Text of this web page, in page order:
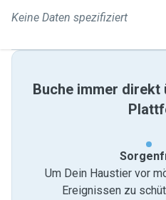
Keine Daten spezifiziert
Buche immer direkt
Um Dein Haustier vor
Ereignissen zu